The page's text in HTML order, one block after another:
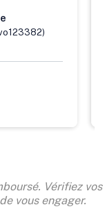
Vérifiez vos
vous engager.